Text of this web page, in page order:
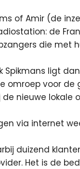
of Amir (de
de
die met
Spikmans ligt
omroep voor
nieuwe lokale
via internet
duizend
Het is de